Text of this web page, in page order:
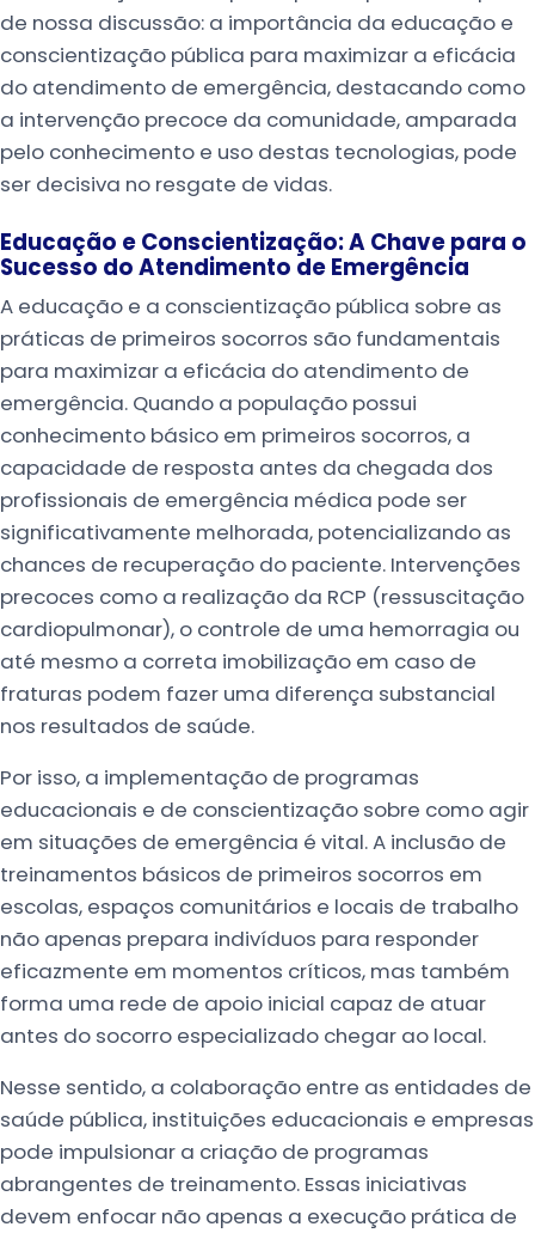
de nossa discussão: a importância da educação e
conscientização pública para maximizar a eficácia
do atendimento de emergência, destacando como
a intervenção precoce da comunidade, amparada
pelo conhecimento e uso destas tecnologias, pode
ser decisiva no resgate de vidas.
Educação e Conscientização: A Chave para o
Sucesso do Atendimento de Emergência
A educação e a conscientização pública sobre as
práticas de primeiros socorros são fundamentais
para maximizar a eficácia do atendimento de
emergência. Quando a população possui
conhecimento básico em primeiros socorros, a
capacidade de resposta antes da chegada dos
profissionais de emergência médica pode ser
significativamente melhorada, potencializando as
chances de recuperação do paciente. Intervenções
precoces como a realização da RCP (ressuscitação
cardiopulmonar), o controle de uma hemorragia ou
até mesmo a correta imobilização em caso de
fraturas podem fazer uma diferença substancial
nos resultados de saúde.
Por isso, a implementação de programas
educacionais e de conscientização sobre como agir
em situações de emergência é vital. A inclusão de
treinamentos básicos de primeiros socorros em
escolas, espaços comunitários e locais de trabalho
não apenas prepara indivíduos para responder
eficazmente em momentos críticos, mas também
forma uma rede de apoio inicial capaz de atuar
antes do socorro especializado chegar ao local.
Nesse sentido, a colaboração entre as entidades de
saúde pública, instituições educacionais e empresas
pode impulsionar a criação de programas
abrangentes de treinamento. Essas iniciativas
devem enfocar não apenas a execução prática de